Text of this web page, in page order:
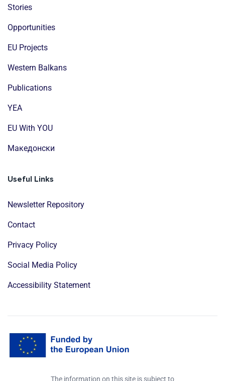
Stories
Opportunities
EU Projects
Western Balkans
Publications
YEA
EU With YOU
Mакедонски
Useful Links
Newsletter Repository
Contact
Privacy Policy
Social Media Policy
Accessibility Statement
The information on this site is subject to